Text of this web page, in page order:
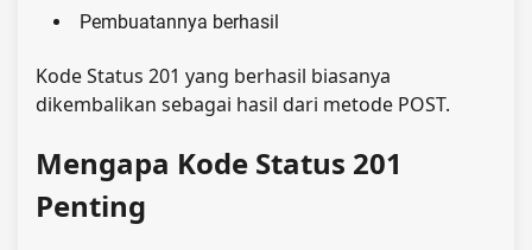
Pembuatannya berhasil
Kode Status 201 yang berhasil biasanya
dikembalikan sebagai hasil dari metode POST.
Mengapa Kode Status 201
Penting